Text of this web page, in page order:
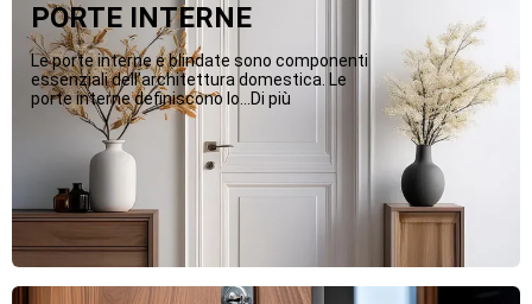
PORTE INTERNE
Le porte interne e blindate sono componenti
essenziali dell’architettura domestica. Le
porte interne definiscono lo...Di più